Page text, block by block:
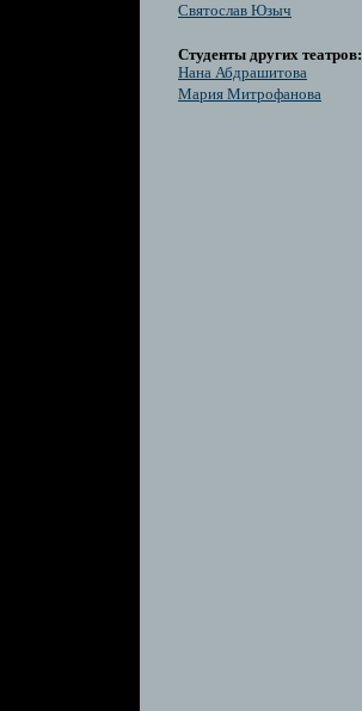
Святослав Юзыч
Студенты других театров:
Нана Абдрашитова
Мария Митрофанова